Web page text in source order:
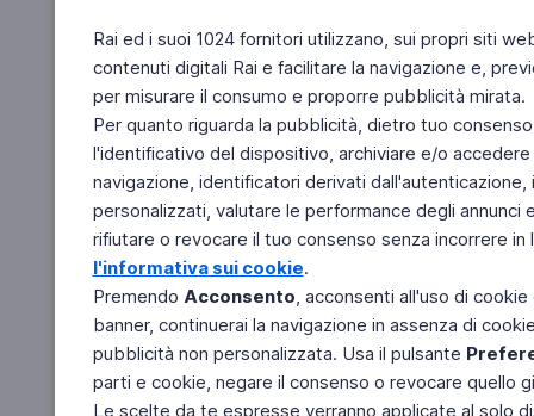
Rai ed i suoi 1024 fornitori utilizzano, sui propri siti
contenuti digitali Rai e facilitare la navigazione e,
per misurare il consumo e proporre pubblicità mirata.
Per quanto riguarda la pubblicità, dietro tuo
l'identificativo del dispositivo, archiviare e/o
navigazione, identificatori derivati
personalizzati, valutare le performance degli
rifiutare o revocare il tuo consenso senza incorrere
l'informativa sui cookie.
Premendo Acconsento, acconsenti all'uso di
banner, continuerai la navigazione in assenza di
pubblicità non personalizzata. Usa il pulsante
parti e cookie, negare il consenso o revocare quello
Le scelte da te espresse verranno applicate al solo